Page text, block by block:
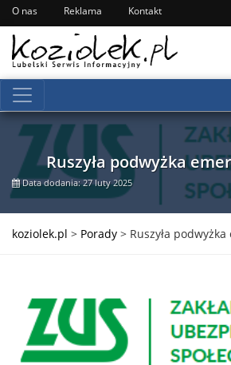
O nas Reklama Kontakt
Ruszyła podwyżka
Data dodania: 27 luty 2025
koziolek.pl > Porady > Ruszyła